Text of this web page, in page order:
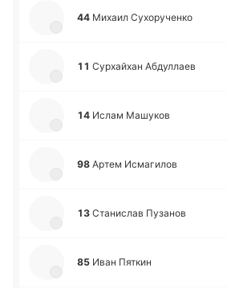
44 Михаил Су­хо­ру­че­нко
11 Су­рхай­хан Абду­ллаев
14 Ислам Ма­шу­ков
98 Артем Исма­ги­лов
13 Ста­ни­слав Пу­за­нов
85 Иван Пяткин